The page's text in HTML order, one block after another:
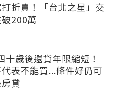
折賣！「台北之星」交
200萬
十歲後還貸年限縮短！
表不能買...條件好仍可
貸